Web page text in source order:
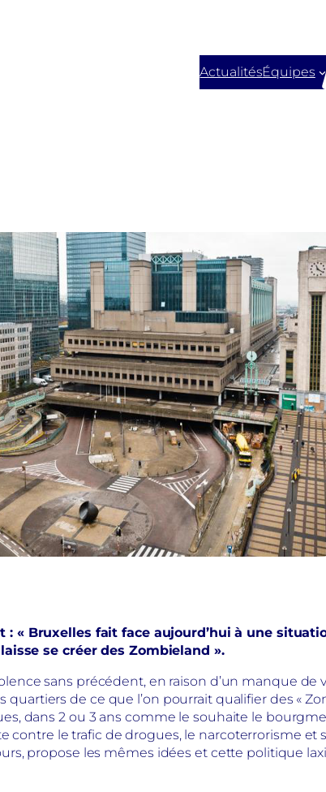
ActualitésÉquipes
« Bruxelles fait face aujourd’hui à une
se créer des Zombieland ».
sans précédent, en raison d’un manque de
de ce que l’on pourrait qualifier des «
dans 2 ou 3 ans comme le souhaite le
le trafic de drogues, le narcoterrorisme et
propose les mêmes idées et cette politique